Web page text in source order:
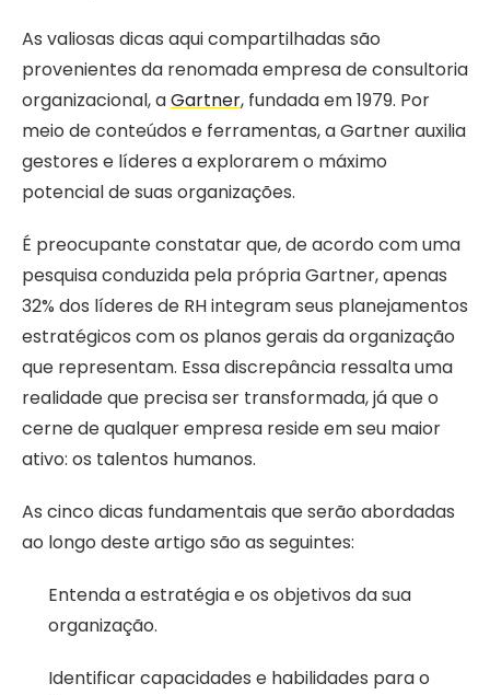
As valiosas dicas aqui compartilhadas são
provenientes da renomada empresa de consultoria
organizacional, aGartner, fundada em 1979. Por
meio de conteúdos e ferramentas, a Gartner auxilia
gestores e líderes a explorarem o máximo
potencial de suas organizações.
É preocupante constatar que, de acordo com uma
pesquisa conduzida pela própria Gartner, apenas
32% dos líderes de RH integram seus planejamentos
estratégicos com os planos gerais da organização
que representam. Essa discrepância ressalta uma
realidade que precisa ser transformada, já que o
cerne de qualquer empresa reside em seu maior
ativo: os talentos humanos.
As cinco dicas fundamentais que serão abordadas
ao longo deste artigo são as seguintes:
Entenda a estratégia e os objetivos da sua
organização.
Identificar capacidades e habilidades para o